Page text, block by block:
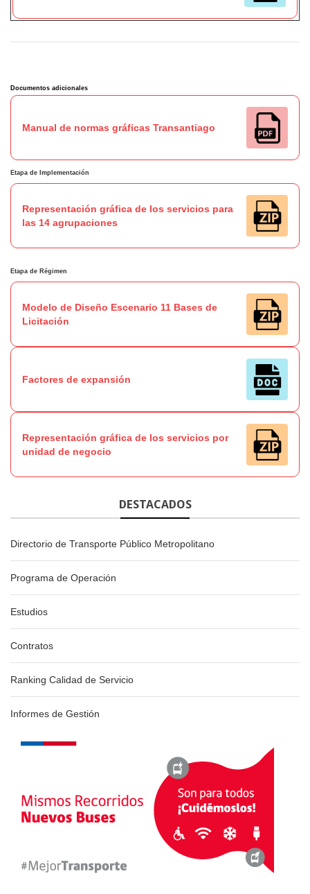
Documentos adicionales
Manual de normas gráficas Transantiago
Etapa de Implementación
Representación gráfica de los servicios para
las 14 agrupaciones
Etapa de Régimen
Modelo de Diseño Escenario 11 Bases de
Licitación
Factores de expansión
Representación gráfica de los servicios por
unidad de negocio
DESTACADOS
Directorio de Transporte Público Metropolitano
Programa de Operación
Estudios
Contratos
Ranking Calidad de Servicio
Informes de Gestión